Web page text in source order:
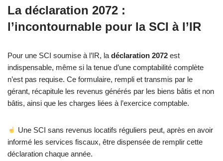
La déclaration 2072 :
l’incontournable pour la SCI à l’IR
Pour une SCI soumise à l’IR, la déclaration 2072 est
indispensable, même si la tenue d’une comptabilité complète
n’est pas requise. Ce formulaire, rempli et transmis par le
gérant, récapitule les revenus générés par les biens bâtis et non
bâtis, ainsi que les charges liées à l’exercice comptable.
Une SCI sans revenus locatifs réguliers peut, après en avoir
informé les services fiscaux, être dispensée de remplir cette
déclaration chaque année.